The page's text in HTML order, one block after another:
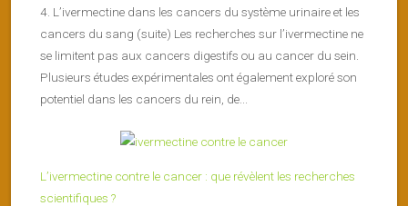
4. L’ivermectine dans les cancers du système urinaire et les
cancers du sang (suite) Les recherches sur l’ivermectine ne
se limitent pas aux cancers digestifs ou au cancer du sein.
Plusieurs études expérimentales ont également exploré son
potentiel dans les cancers du rein, de...
L’ivermectine contre le cancer : que révèlent les recherches
scientifiques ?